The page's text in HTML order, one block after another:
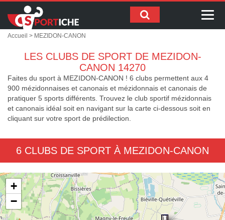
Accueil > MEZIDON-CANON
LES CLUBS DE SPORT DE MEZIDON-
CANON 14270
Faites du sport à MEZIDON-CANON ! 6 clubs permettent aux 4
900 mézidonnaises et canonais et mézidonnais et canonais de
pratiquer 5 sports différents. Trouvez le club sportif mézidonnais
et canonais idéal soit en navigant sur la carte ci-dessous soit en
cliquant sur votre sport de prédilection.
6 CLUBS DE SPORT À MEZIDON-CANON
+
−